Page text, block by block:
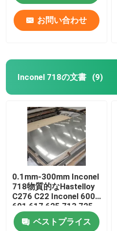
お問い合わせ
Inconel 718の文書 (9)
0.1mm-300mm Inconel
718物質的なHastelloy
C276 C22 Inconel 600
601 617 625 713 725
800 825 Monel 400
K500 ベストプライス